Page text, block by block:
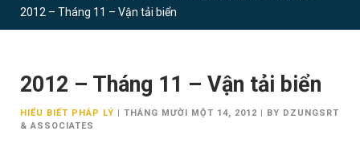
2012 – Tháng 11 – Vận tải biển
2012 – Tháng 11 – Vận tải biển
HIỂU BIẾT PHÁP LÝ | THÁNG MƯỜI MỘT 14, 2012 | BY DZUNGSRT
& ASSOCIATES